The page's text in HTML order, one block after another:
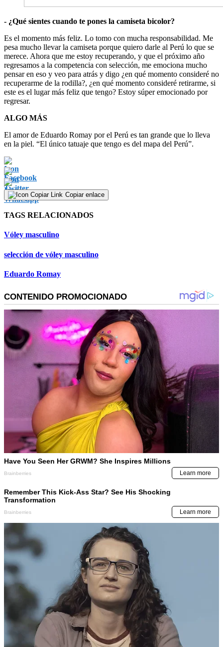
- ¿Qué sientes cuando te pones la camiseta bicolor?
Es el momento más feliz. Lo tomo con mucha responsabilidad. Me
pesa mucho llevar la camiseta porque quiero darle al Perú lo que se
merece. Ahora que me estoy recuperando, y que el próximo año
regresamos a la competencia con selección, me emociona mucho
pensar en eso y veo para atrás y digo ¿en qué momento consideré no
recuperarme de la rodilla?, ¿en qué momento consideré retirarme, si
este es el lugar más feliz que tengo? Estoy súper emocionado por
regresar.
ALGO MÁS
El amor de Eduardo Romay por el Perú es tan grande que lo lleva
en la piel. “El único tatuaje que tengo es del mapa del Perú”.
Copiar enlace
TAGS RELACIONADOS
Vóley masculino
selección de vóley masculino
Eduardo Romay